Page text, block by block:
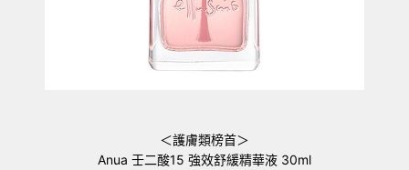
＜護膚類榜首＞
Anua 壬二酸15 強效舒緩精華液 30ml